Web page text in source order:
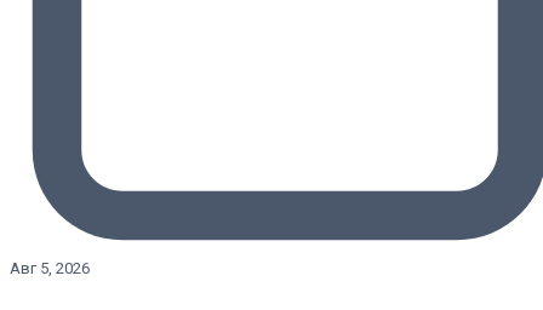
Авг 5, 2026